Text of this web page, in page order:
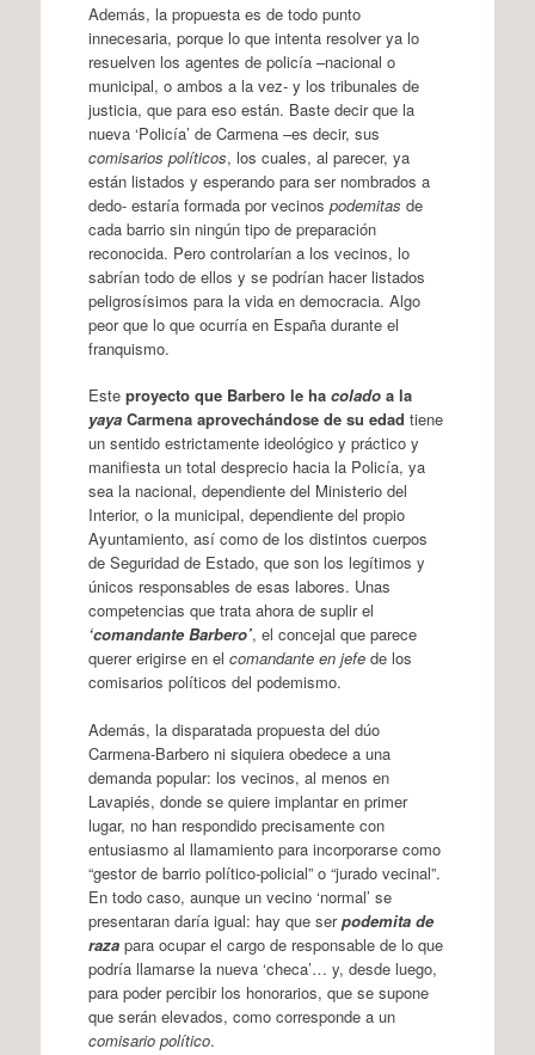
Además, la propuesta es de todo punto
innecesaria, porque lo que intenta resolver ya lo
resuelven los agentes de policía –nacional o
municipal, o ambos a la vez- y los tribunales de
justicia, que para eso están. Baste decir que la
nueva ‘Policía’ de Carmena –es decir, sus
comisarios políticos, los cuales, al parecer, ya
están listados y esperando para ser nombrados a
dedo- estaría formada por vecinos podemitas de
cada barrio sin ningún tipo de preparación
reconocida. Pero controlarían a los vecinos, lo
sabrían todo de ellos y se podrían hacer listados
peligrosísimos para la vida en democracia. Algo
peor que lo que ocurría en España durante el
franquismo.
Este proyecto que Barbero le ha coladoa la
yayaCarmena aprovechándose de su edad tiene
un sentido estrictamente ideológico y práctico y
manifiesta un total desprecio hacia la Policía, ya
sea la nacional, dependiente del Ministerio del
Interior, o la municipal, dependiente del propio
Ayuntamiento, así como de los distintos cuerpos
de Seguridad de Estado, que son los legítimos y
únicos responsables de esas labores. Unas
competencias que trata ahora de suplir el
‘comandante Barbero’, el concejal que parece
querer erigirse en el comandante en jefede los
comisarios políticos del podemismo.
Además, la disparatada propuesta del dúo
Carmena-Barbero ni siquiera obedece a una
demanda popular: los vecinos, al menos en
Lavapiés, donde se quiere implantar en primer
lugar, no han respondido precisamente con
entusiasmo al llamamiento para incorporarse como
“gestor de barrio político-policial” o “jurado vecinal”.
En todo caso, aunque un vecino ‘normal’ se
presentaran daría igual: hay que serpodemita de
razapara ocupar el cargo de responsable de lo que
podría llamarse la nueva ‘checa’… y, desde luego,
para poder percibir los honorarios, que se supone
que serán elevados, como corresponde a un
comisario político.